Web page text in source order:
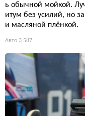
ь обычной мойкой.
итум без усилий, но
и масляной плёнкой.
Авто 3 587